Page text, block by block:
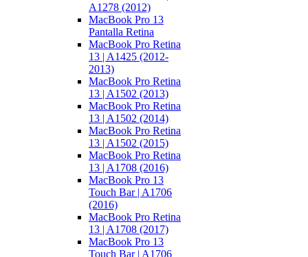
A1278 (2012)
MacBook Pro 13
Pantalla Retina
MacBook Pro Retina
13 | A1425 (2012-
2013)
MacBook Pro Retina
13 | A1502 (2013)
MacBook Pro Retina
13 | A1502 (2014)
MacBook Pro Retina
13 | A1502 (2015)
MacBook Pro Retina
13 | A1708 (2016)
MacBook Pro 13
Touch Bar | A1706
(2016)
MacBook Pro Retina
13 | A1708 (2017)
MacBook Pro 13
Touch Bar | A1706